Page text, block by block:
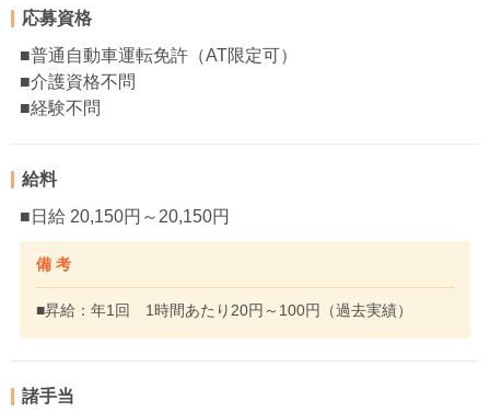
応募資格
■普通自動車運転免許（AT限定可）
■介護資格不問
■経験不問
給料
■日給 20,150円～20,150円
備 考
■昇給：年1回 1時間あたり20円～100円（過去実績）
諸手当